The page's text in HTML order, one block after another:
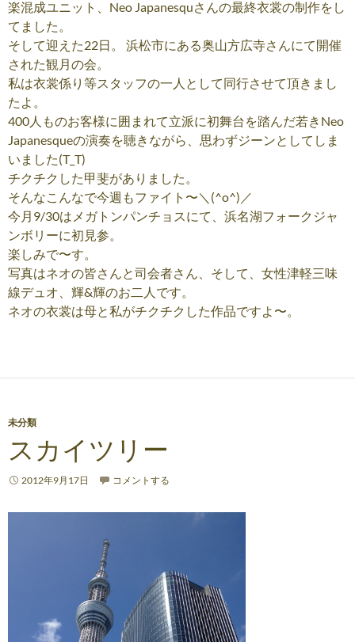
楽混成ユニット、Neo Japanesquさんの最終衣裳の制作をし
てました。
そして迎えた22日。 浜松市にある奥山方広寺さんにて開催
された観月の会。
私は衣裳係り等スタッフの一人として同行させて頂きまし
たよ。
400人ものお客様に囲まれて立派に初舞台を踏んだ若きNeo
Japanesqueの演奏を聴きながら、思わずジーンとしてしま
いました(T_T)
チクチクした甲斐がありました。
そんなこんなで今週もファイト〜＼(^o^)／
今月9/30はメガトンパンチョスにて、浜名湖フォークジャ
ンボリーに初見参。
楽しみで〜す。
写真はネオの皆さんと司会者さん、そして、女性津軽三味
線デュオ、輝&輝のお二人です。
ネオの衣裳は母と私がチクチクした作品ですよ〜。
未分類
スカイツリー
2012年9月17日 コメントする